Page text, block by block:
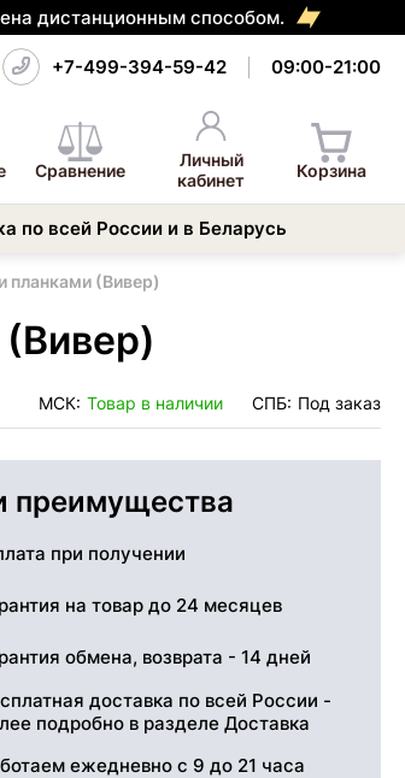
дистанционным способом.
+7-499-394-59-42 09:00-21:00
Сравнение
Личный
кабинет
Корзина
по всей России и в Беларусь
планками (Вивер)
МСК: Товар в наличии СПБ: Под заказ
преимущества
при получении
на товар до 24 месяцев
обмена, возврата - 14 дней
доставка по всей России -
подробно в разделе Доставка
ежедневно с 9 до 21 часа